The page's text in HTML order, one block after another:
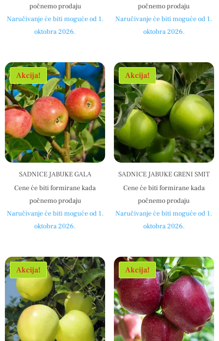
počnemo prodaju
Naručivanje će biti moguće od 1.
oktobra 2026.
počnemo prodaju
Naručivanje će biti moguće od 1.
oktobra 2026.
Akcija!
SADNICE JABUKE GALA
Cene će biti formirane kada
počnemo prodaju
Naručivanje će biti moguće od 1.
oktobra 2026.
Akcija!
SADNICE JABUKE GRENI SMIT
Cene će biti formirane kada
počnemo prodaju
Naručivanje će biti moguće od 1.
oktobra 2026.
Akcija! Akcija!